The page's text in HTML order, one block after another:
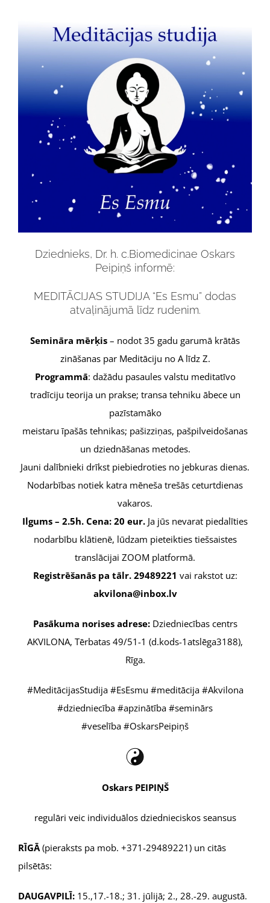
Dziednieks, Dr. h. c.Biomedicinae Oskars
Peipiņš informē:
MEDITĀCIJAS STUDIJA “Es Esmu” dodas
atvaļinājumā līdz rudenim.
Semināra mērķis – nodot 35 gadu garumā krātās
zināšanas par Meditāciju no A līdz Z.
Programmā: dažādu pasaules valstu meditatīvo
tradīciju teorija un prakse; transa tehniku ābece un
pazīstamāko
meistaru īpašās tehnikas; pašizziņas, pašpilveidošanas
un dziednāšanas metodes.
Jauni dalībnieki drīkst piebiedroties no jebkuras dienas.
Nodarbības notiek katra mēneša trešās ceturtdienas
vakaros.
Ilgums – 2.5h. Cena: 20 eur. Ja jūs nevarat piedalīties
nodarbību klātienē, lūdzam pieteikties tiešsaistes
translācijai ZOOM platformā.
Registrēšanās pa tālr. 29489221 vai rakstot uz:
akvilona@inbox.lv
Pasākuma norises adrese:Dziedniecības centrs
AKVILONA, Tērbatas 49/51-1 (d.kods-1atslēga3188),
Rīga.
#MeditācijasStudija #EsEsmu #meditācija #Akvilona
#dziedniecība #apzinātība #seminārs
#veselība #OskarsPeipiņš
Oskars PEIPIŅŠ
regulāri veic individuālos dziednieciskos seansus
RĪGĀ (pieraksts pa mob. +371-29489221) un citās
pilsētās:
DAUGAVPILĪ: 15.,17.-18.; 31. jūlijā; 2., 28.-29. augustā.